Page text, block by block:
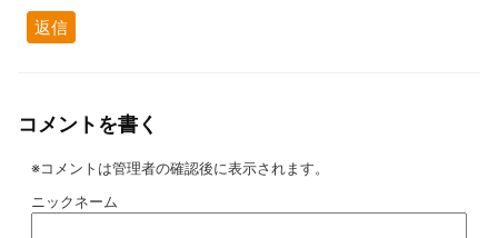
返信
コメントを書く
※コメントは管理者の確認後に表示されます。
ニックネーム